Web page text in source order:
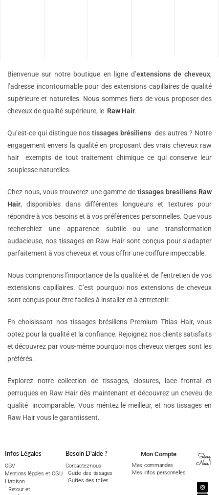
Bienvenue sur notre boutique en ligne d’extensions decheveux,
l’adresse incontournable pour des extensions capillaires de qualité
supérieure et naturelles. Nous sommes fiers de vous proposer des
cheveux de qualité supérieure, le Raw Hair.
Qu’est-ce qui distingue nos tissages brésiliens des autres ? Notre
engagement envers la qualité en proposant des vrais cheveux raw
hair exempts de tout traitement chimique ce qui conserve leur
souplesse naturelles.
Chez nous, vous trouverez une gamme detissages bresiliens Raw
Hair, disponibles dans différentes longueurs et textures pour
répondre à vos besoins et à vos préférences personnelles. Que vous
recherchiez une apparence subtile ou une transformation
audacieuse, nos tissages en Raw Hair sont conçus pour s’adapter
parfaitement à vos cheveux et vous offrir une coiffure impeccable.
Nous comprenons l’importance de la qualité et de l’entretien de vos
extensions capillaires. C’est pourquoi nos extensions de cheveux
sont conçus pour être faciles à installer et à entretenir.
En choisissant nos tissages brésiliens Premium Titias Hair, vous
optez pour la qualité et la confiance. Rejoignez nos clients satisfaits
et découvrez par vous-même pourquoi nos cheveux vierges sont les
préférés.
Explorez notre collection de tissages, closures, lace frontal et
perruques en Raw Hair dès maintenant et découvrez un cheveu de
qualité incomparable. Vous méritez le meilleur, et nos tissages en
Raw Hair vous le garantissent.
Infos Légales
CGV
Mentions légales et CGU
Livraison
Retour et
Besoin D'aide ?
Contactez-nous
Guide des tissages
Guides des tailles
Mon Compte
Mes commandes
Mes infos personnelles
Suivez
Nous !